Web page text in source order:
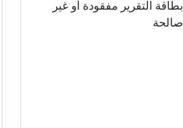
بطاقة التقرير مفقودة أو غير
صالحة